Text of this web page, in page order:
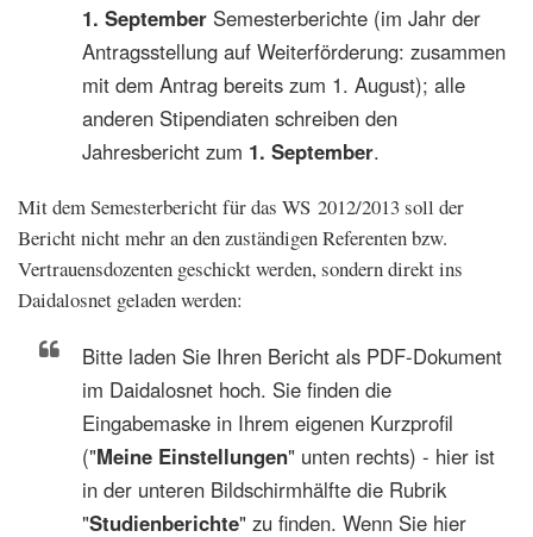
1. SeptemberSemesterberichte (im Jahr der
Antragsstellung auf Weiterförderung: zusammen
mit dem Antrag bereits zum 1. August); alle
anderen Stipendiaten schreiben den
Jahresbericht zum 1. September.
Mit dem Semesterbericht für das WS 2012/2013 soll der
Bericht nicht mehr an den zuständigen Referenten bzw.
Vertrauensdozenten geschickt werden, sondern direkt ins
Daidalosnet geladen werden:
Bitte laden Sie Ihren Bericht als PDF-Dokument
im Daidalosnet hoch. Sie finden die
Eingabemaske in Ihrem eigenen Kurzprofil
("Meine Einstellungen" unten rechts) - hier ist
in der unteren Bildschirmhälfte die Rubrik
"Studienberichte" zu finden. Wenn Sie hier